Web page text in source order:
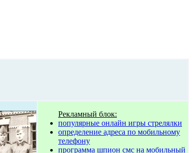
Рекламный блок:
популярные онлайн игры стрелялки
определение адреса по мобильному
телефону
программа шпион смс на мобильный